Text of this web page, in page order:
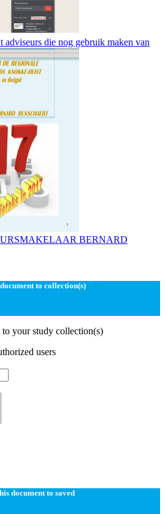
adviseurs die nog gebruik maken van
BERNARD
to collection(s)
your study collection(s)
users
document to saved